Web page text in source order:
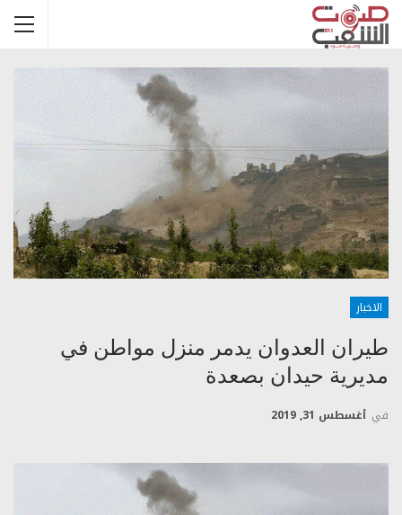
الاخبار
طيران العدوان يدمر منزل مواطن في
مديرية حيدان بصعدة
في أغسطس 31, 2019